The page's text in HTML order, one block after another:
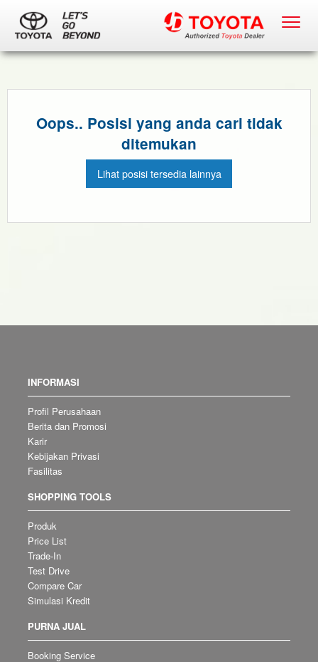
Oops.. Posisi yang anda cari tidak
ditemukan
Lihat posisi tersedia lainnya
INFORMASI
Profil Perusahaan
Berita dan Promosi
Karir
Kebijakan Privasi
Fasilitas
SHOPPING TOOLS
Produk
Price List
Trade-In
Test Drive
Compare Car
Simulasi Kredit
PURNA JUAL
Booking Service